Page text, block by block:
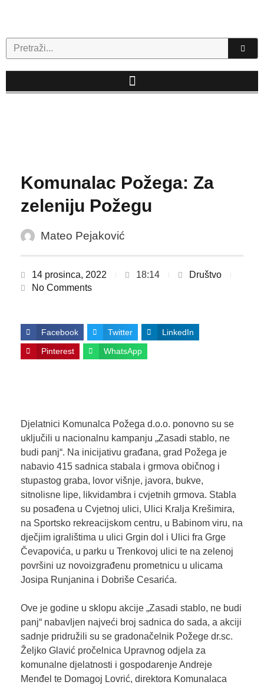
Search
Komunalac Požega: Za
zeleniju Požegu
Mateo Pejaković
14 prosinca, 2022 18:14
Društvo
No Comments
Facebook Twitter LinkedIn
Pinterest WhatsApp
Djelatnici Komunalca Požega d.o.o. ponovno su se
uključili u nacionalnu kampanju „Zasadi stablo, ne
budi panj“. Na inicijativu građana, grad Požega je
nabavio 415 sadnica stabala i grmova običnog i
stupastog graba, lovor višnje, javora, bukve,
sitnolisne lipe, likvidambra i cvjetnih grmova. Stabla
su posađena u Cvjetnoj ulici, Ulici Kralja Krešimira,
na Sportsko rekreacijskom centru, u Babinom viru, na
dječjim igralištima u ulici Grgin dol i Ulici fra Grge
Čevapovića, u parku u Trenkovoj ulici te na zelenoj
površini uz novoizgrađenu prometnicu u ulicama
Josipa Runjanina i Dobriše Cesarića.
Ove je godine u sklopu akcije „Zasadi stablo, ne budi
panj“ nabavljen najveći broj sadnica do sada, a akciji
sadnje pridružili su se gradonačelnik Požege dr.sc.
Željko Glavić pročelnica Upravnog odjela za
komunalne djelatnosti i gospodarenje Andreje
Menđel te Domagoj Lovrić, direktora Komunalaca